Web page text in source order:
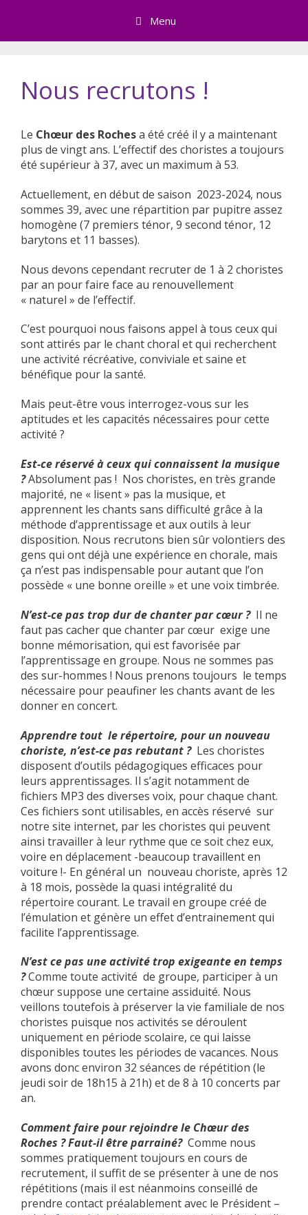
Menu
Nous recrutons !
Le Chœur des Rochesa été créé il y a maintenant
plus de vingt ans. L’effectif des choristes a toujours
été supérieur à 37, avec un maximum à 53.
Actuellement, en début de saison 2023-2024, nous
sommes 39, avec une répartition par pupitre assez
homogène (7 premiers ténor, 9 second ténor, 12
barytons et 11 basses).
Nous devons cependant recruter de 1 à 2 choristes
par an pour faire face au renouvellement
« naturel » de l’effectif.
C’est pourquoi nous faisons appel à tous ceux qui
sont attirés par le chant choral et qui recherchent
une activité récréative, conviviale et saine et
bénéfique pour la santé.
Mais peut-être vous interrogez-vous sur les
aptitudes et les capacités nécessaires pour cette
activité ?
Est-ce réservé à ceux qui connaissent la musique
?Absolument pas ! Nos choristes, en très grande
majorité, ne « lisent » pas la musique, et
apprennent les chants sans difficulté grâce à la
méthode d’apprentissage et aux outils à leur
disposition. Nous recrutons bien sûr volontiers des
gens qui ont déjà une expérience en chorale, mais
ça n’est pas indispensable pour autant que l’on
possède « une bonne oreille » et une voix timbrée.
N’est-ce pas trop dur de chanter par cœur ? Il ne
faut pas cacher que chanter par cœur exige une
bonne mémorisation, qui est favorisée par
l’apprentissage en groupe. Nous ne sommes pas
des sur-hommes ! Nous prenons toujours le temps
nécessaire pour peaufiner les chants avant de les
donner en concert.
Apprendre tout le répertoire, pour un nouveau
choriste, n’est-ce pas rebutant ?Les choristes
disposent d’outils pédagogiques efficaces pour
leurs apprentissages. Il s’agit notamment de
fichiers MP3 des diverses voix, pour chaque chant.
Ces fichiers sont utilisables, en accès réservé sur
notre site internet, par les choristes qui peuvent
ainsi travailler à leur rythme que ce soit chez eux,
voire en déplacement -beaucoup travaillent en
voiture !- En général un nouveau choriste, après 12
à 18 mois, possède la quasi intégralité du
répertoire courant. Le travail en groupe créé de
l’émulation et génère un effet d’entrainement qui
facilite l’apprentissage.
N’est ce pas une activité trop exigeante en temps
?Comme toute activité de groupe, participer à un
chœur suppose une certaine assiduité. Nous
veillons toutefois à préserver la vie familiale de nos
choristes puisque nos activités se déroulent
uniquement en période scolaire, ce qui laisse
disponibles toutes les périodes de vacances. Nous
avons donc environ 32 séances de répétition (le
jeudi soir de 18h15 à 21h) et de 8 à 10 concerts par
an.
Comment faire pour rejoindre le Chœur des
Roches ? Faut-il être parrainé? Comme nous
sommes pratiquement toujours en cours de
recrutement, il suffit de se présenter à une de nos
répétitions (mais il est néanmoins conseillé de
prendre contact préalablement avec le Président –